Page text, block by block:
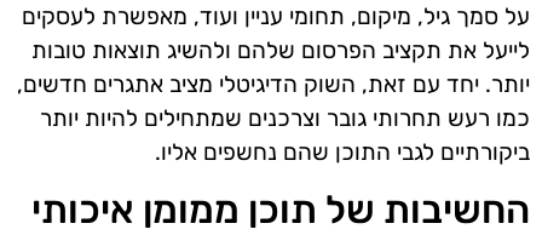
על סמך גיל, מיקום, תחומי עניין ועוד, מאפשרת לעסקים
לייעל את תקציב הפרסום שלהם ולהשיג תוצאות טובות
יותר. יחד עם זאת, השוק הדיגיטלי מציב אתגרים חדשים,
כמו רעש תחרותי גובר וצרכנים שמתחילים להיות יותר
ביקורתיים לגבי התוכן שהם נחשפים אליו.
החשיבות של תוכן ממומן איכותי